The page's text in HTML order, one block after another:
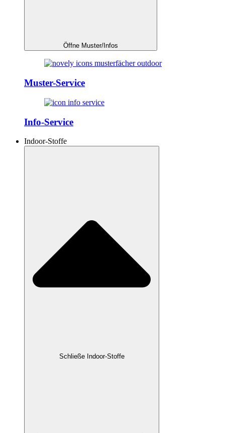
Öffne Muster/Infos
Muster-Service
Info-Service
Indoor-Stoffe
Schließe Indoor-Stoffe